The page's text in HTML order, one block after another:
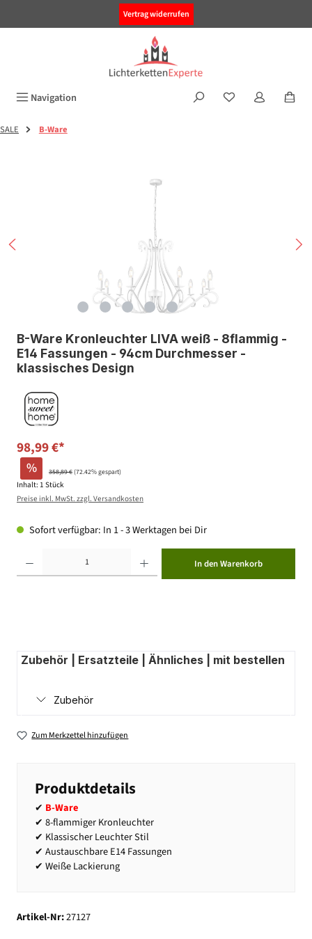
Vertrag widerrufen
Navigation
SALE B-Ware
B-Ware Kronleuchter LIVA weiß - 8flammig -
E14 Fassungen - 94cm Durchmesser -
klassisches Design
98,99 €*
% 358,89 €(72.42% gespart)
Inhalt: 1 Stück
Preise inkl. MwSt. zzgl. Versandkosten
Sofort verfügbar: In 1 - 3 Werktagen bei Dir
In den Warenkorb
Zubehör | Ersatzteile | Ähnliches | mit bestellen
Zubehör
Zum Merkzettel hinzufügen
Produktdetails
✔ B-Ware
✔ 8-flammiger Kronleuchter
✔ Klassischer Leuchter Stil
✔ Austauschbare E14 Fassungen
✔ Weiße Lackierung
Artikel-Nr:27127